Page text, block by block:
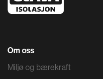
Om oss
Miljø og bærekraft